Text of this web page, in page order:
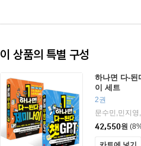
이 상품의 특별 구성
하나면 다-된
이 세트
2권
문수민,민지영
42,550원